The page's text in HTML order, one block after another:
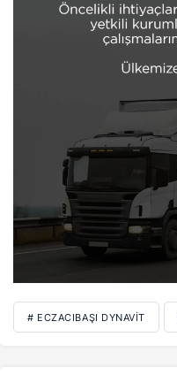
# ECZACIBAŞI DYNAVIT